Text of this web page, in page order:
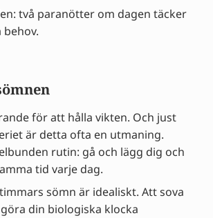
två paranötter om dagen täcker
för att hålla vikten. Och just
är detta ofta en utmaning.
rutin: gå och lägg dig och
tid varje dag.
sömn är idealiskt. Att sova
din biologiska klocka